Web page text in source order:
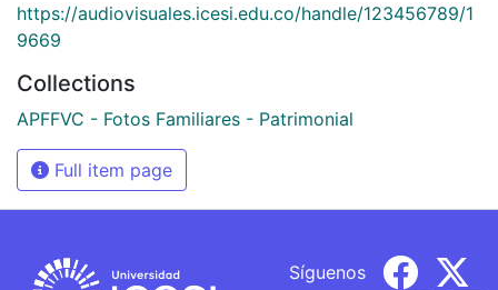
https://audiovisuales.icesi.edu.co/handle/123456789/1
9669
Collections
APFFVC - Fotos Familiares - Patrimonial
Full item page
Síguenos